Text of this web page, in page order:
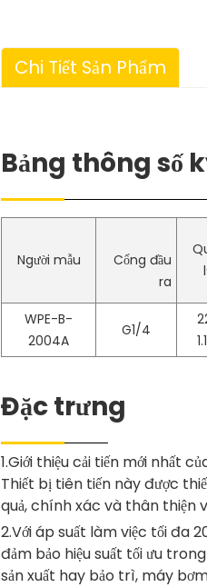
Chi Tiết Sản Phẩm
Bảng thông số
Người mẫu
Cổng đầu
ra
WPE-B-
2004A
G1/4
Đặc trưng
1.Giới thiệu cải tiến mới nhất
Thiết bị tiên tiến này được
quả, chính xác và thân thiện
2.Với áp suất làm việc tối đa
đảm bảo hiệu suất tối ưu
sản xuất hay bảo trì, máy